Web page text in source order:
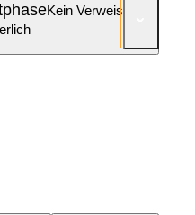
Kein Verweis